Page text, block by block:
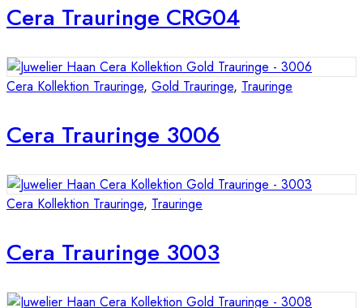
Cera Trauringe CRG04
Cera Kollektion Trauringe, Gold Trauringe, Trauringe
Cera Trauringe 3006
Cera Kollektion Trauringe, Trauringe
Cera Trauringe 3003